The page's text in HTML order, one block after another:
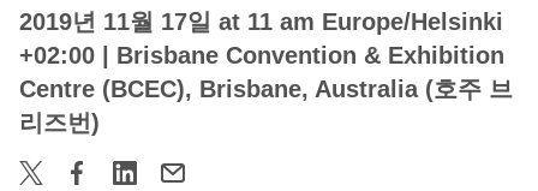
2019년 11월 17일 at 11 am Europe/Helsinki
+02:00
| Brisbane Convention & Exhibition
Centre (BCEC), Brisbane, Australia (호주 브
리즈번)